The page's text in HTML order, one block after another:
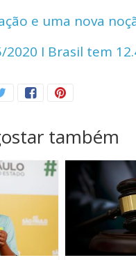
Li
ee uma nova
2020 I Brasil tem
também